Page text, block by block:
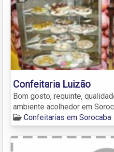
Confeitaria Luizão
Bom gosto, requinte,
ambiente acolhedor em
Confeitarias em Sorocaba